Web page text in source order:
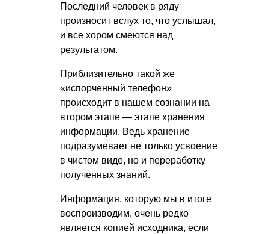
Последний человек в ряду
произносит вслух то, что услышал,
и все хором смеются над
результатом.
Приблизительно такой же
«испорченный телефон»
происходит в нашем сознании на
втором этапе — этапе хранения
информации. Ведь хранение
подразумевает не только усвоение
в чистом виде, но и переработку
полученных знаний.
Информация, которую мы в итоге
воспроизводим, очень редко
является копией исходника, если